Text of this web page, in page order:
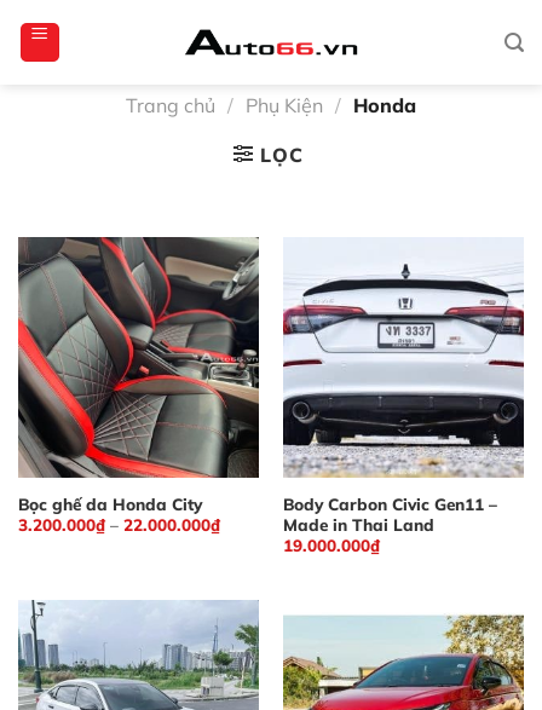
qua
Trang chủ / Phụ Kiện / Honda
LỌC
Bọc ghế da Honda City
3.200.000₫– 22.000.000₫
Body Carbon Civic Gen11 –
Made in Thai Land
19.000.000₫